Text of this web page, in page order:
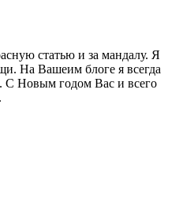
статью и за мандалу. Я
На Вашеим блоге я всегда
С Новым годом Вас и всего